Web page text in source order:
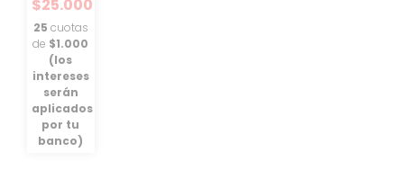
$25.000
25 cuotas
de $1.000
(los
intereses
serán
aplicados
por tu
banco)